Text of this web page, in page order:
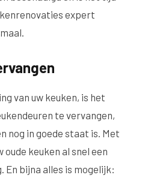
expert
van uw keuken, is het
te vervangen,
nog in goede staat is. Met
oude keuken al snel een
bijna alles is mogelijk: